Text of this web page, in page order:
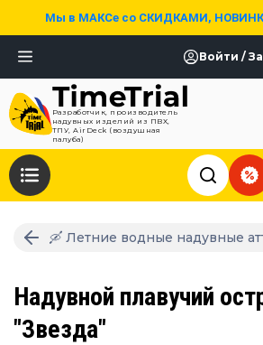
Мы в МАКСе со СКИДКАМИ,
Войти /
Разработчик, производитель
надувных изделий из ПВХ,
ТПУ, AirDeck (воздушная
палуба)
🛶 Летние водные надувные
Надувной плавучий
"Звезда"